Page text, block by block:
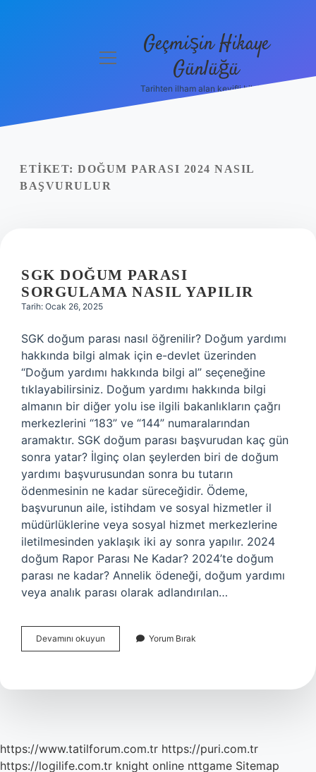
Yasal Uyarı
menüyü
Geçmişin Hikaye
Günlüğü
Tarihten ilham alan keyifli bilgiler!
ETIKET: DOĞUM PARASI 2024 NASIL
BAŞVURULUR
SGK DOĞUM PARASI
SORGULAMA NASIL YAPILIR
Tarih: Ocak 26, 2025
SGK doğum parası nasıl öğrenilir? Doğum yardımı
hakkında bilgi almak için e-devlet üzerinden
“Doğum yardımı hakkında bilgi al” seçeneğine
tıklayabilirsiniz. Doğum yardımı hakkında bilgi
almanın bir diğer yolu ise ilgili bakanlıkların çağrı
merkezlerini “183” ve “144” numaralarından
aramaktır. SGK doğum parası başvurudan kaç gün
sonra yatar? İlginç olan şeylerden biri de doğum
yardımı başvurusundan sonra bu tutarın
ödenmesinin ne kadar süreceğidir. Ödeme,
başvurunun aile, istihdam ve sosyal hizmetler il
müdürlüklerine veya sosyal hizmet merkezlerine
iletilmesinden yaklaşık iki ay sonra yapılır. 2024
doğum Rapor Parası Ne Kadar? 2024’te doğum
parası ne kadar? Annelik ödeneği, doğum yardımı
veya analık parası olarak adlandırılan…
Devamını okuyun
Doğum
Nasıl
Yorum Bırak
https://www.tatilforum.com.tr https://puri.com.tr
https://logilife.com.tr knight online nttgame Sitemap